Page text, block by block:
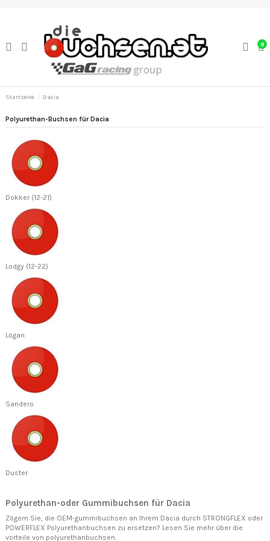
0
Startseite Dacia
Polyurethan-Buchsen für Dacia
Dokker (12-21)
Lodgy (12-22)
Logan
Sandero
Duster
Polyurethan-oder Gummibuchsen für Dacia
Zögern Sie, die OEM-gummibuchsen an Ihrem Dacia durch STRONGFLEX oder
POWERFLEX Polyurethanbuchsen zu ersetzen? Lesen Sie mehr über die
vorteile von polyurethanbuchsen.